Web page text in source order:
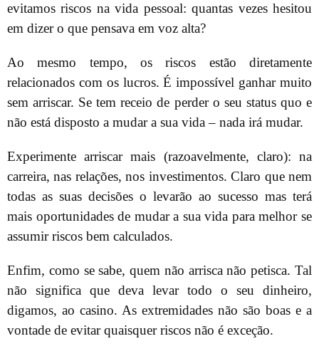
evitamos riscos na vida pessoal: quantas vezes hesitou
em dizer o que pensava em voz alta?
Ao mesmo tempo, os riscos estão diretamente
relacionados com os lucros. É impossível ganhar muito
sem arriscar. Se tem receio de perder o seu status quo e
não está disposto a mudar a sua vida – nada irá mudar.
Experimente arriscar mais (razoavelmente, claro): na
carreira, nas relações, nos investimentos. Claro que nem
todas as suas decisões o levarão ao sucesso mas terá
mais oportunidades de mudar a sua vida para melhor se
assumir riscos bem calculados.
Enfim, como se sabe, quem não arrisca não petisca. Tal
não significa que deva levar todo o seu dinheiro,
digamos, ao casino. As extremidades não são boas e a
vontade de evitar quaisquer riscos não é exceção.